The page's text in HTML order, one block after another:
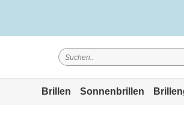
Brillen Sonnenbrillen